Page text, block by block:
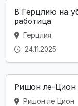
В Герцлию на
работица
Герцлия
24.11.2025
Ришон ле-Цион
Ришон ле Цион